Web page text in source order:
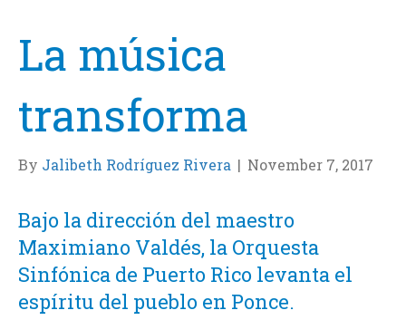
La música
transforma
By Jalibeth Rodríguez Rivera | November 7, 2017
Bajo la dirección del maestro
Maximiano Valdés, la Orquesta
Sinfónica de Puerto Rico levanta el
espíritu del pueblo en Ponce.